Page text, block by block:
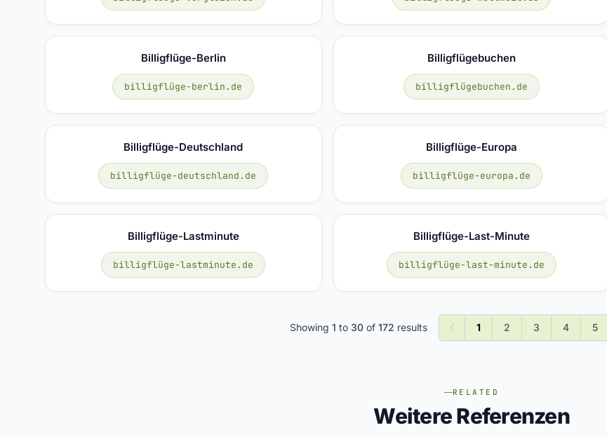
Billigflüge-Berlin
billigflüge-berlin.de
Billigflügebuchen
billigflügebuchen.de
Billigflüge-Deutschland
billigflüge-deutschland.de
Billigflüge-Europa
billigflüge-europa.de
Billigflüge-Lastminute
billigflüge-lastminute.de
Billigflüge-Last-Minute
billigflüge-last-minute.de
Showing 1 to 30of 172 results 1 2 3 4 5
RELATED
Weitere Referenzen